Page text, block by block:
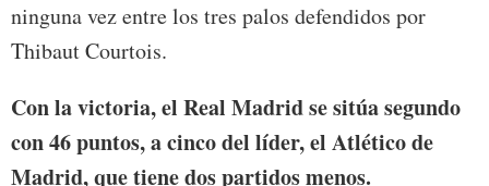
ninguna vez entre los tres palos defendidos por
Thibaut Courtois.
Con la victoria, el Real Madrid se sitúa segundo
con 46 puntos, a cinco del líder, el Atlético de
Madrid, que tiene dos partidos menos.